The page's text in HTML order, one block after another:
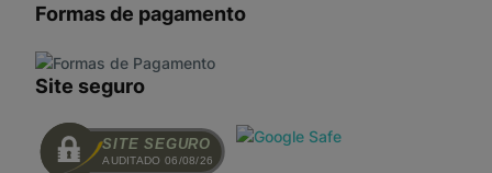
Formas de pagamento
Site seguro
SITE SEGURO
AUDITADO 06/08/26